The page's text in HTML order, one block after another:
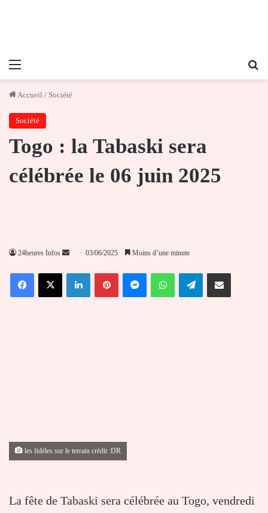
Menu
Accueil / Société
Société
Togo : la Tabaski sera
célébrée le 06 juin 2025
24heures Infos
Envoyer
courriel
03/06/2025 Moins d’une minute
FacebookX LinkedinPinterestMessengerWhatsAppTelegramPartager par email
les fidèles sur le terrain crédit :DR
La fête de Tabaski sera célébrée au Togo, vendredi